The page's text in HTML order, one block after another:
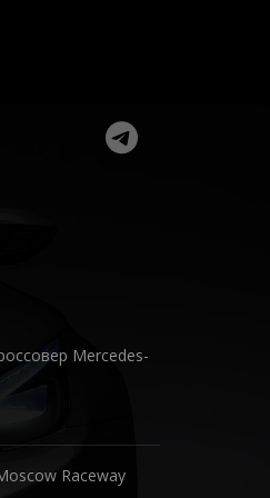
Mercedes-
Raceway